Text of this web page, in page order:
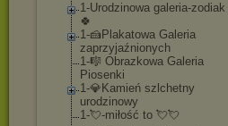
1-Urodzinowa galeria-zodiak
🍀
1-🍰Plakatowa Galeria
zaprzyjaźnionych
1-🎼 Obrazkowa Galeria
Piosenki
1-💎Kamień szlchetny
urodzinowy
1-💘-miłość to 💘💘